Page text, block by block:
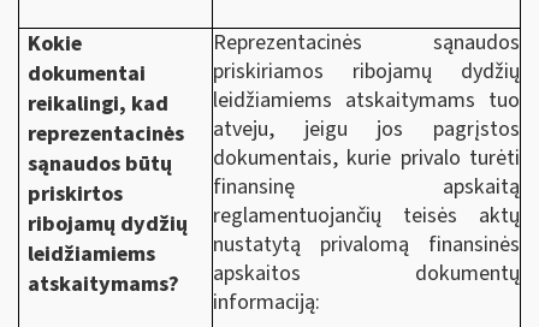
Kokie
dokumentai
reikalingi, kad
reprezentacinės
sąnaudos būtų
priskirtos
ribojamų dydžių
leidžiamiems
atskaitymams?
Reprezentacinės sąnaudos
priskiriamos ribojamų dydžių
leidžiamiems atskaitymams tuo
atveju, jeigu jos pagrįstos
dokumentais, kurie privalo turėti
finansinę apskaitą
reglamentuojančių teisės aktų
nustatytą privalomą finansinės
apskaitos dokumentų
informaciją: